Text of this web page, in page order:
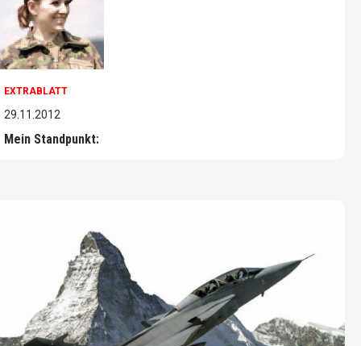
EXTRABLATT
29.11.2012
Mein Standpunkt: